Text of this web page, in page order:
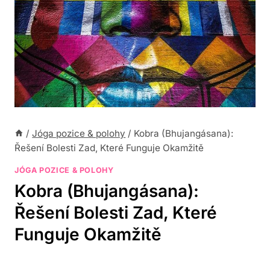
/ Jóga pozice & polohy / Kobra (Bhujangásana):
Řešení Bolesti Zad, Které Funguje Okamžitě
JÓGA POZICE & POLOHY
Kobra (Bhujangásana):
Řešení Bolesti Zad, Které
Funguje Okamžitě